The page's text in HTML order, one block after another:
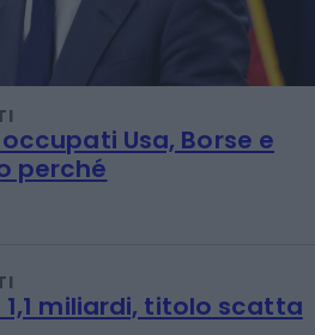
Usa, Borse e
perché
1,1 miliardi, titolo scatta